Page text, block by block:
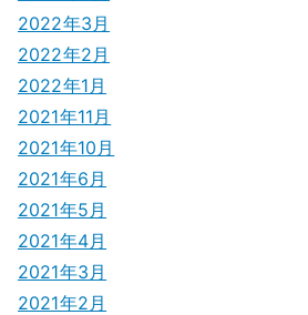
2022年3月
2022年2月
2022年1月
2021年11月
2021年10月
2021年6月
2021年5月
2021年4月
2021年3月
2021年2月